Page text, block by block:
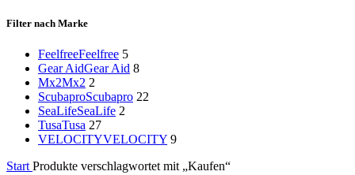
Filter nach Marke
FeelfreeFeelfree 5
Gear AidGear Aid 8
Mx2Mx2 2
ScubaproScubapro 22
SeaLifeSeaLife 2
TusaTusa 27
VELOCITYVELOCITY 9
Start Produkte verschlagwortet mit „Kaufen“